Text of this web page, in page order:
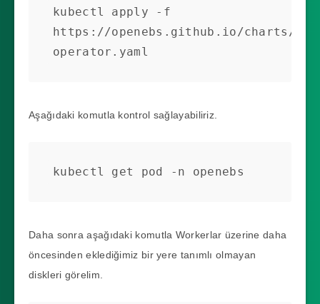
kubectl apply -f
https://openebs.github.io/charts/
operator.yaml
Aşağıdaki komutla kontrol sağlayabiliriz.
kubectl get pod -n openebs
Daha sonra aşağıdaki komutla Workerlar üzerine daha
öncesinden eklediğimiz bir yere tanımlı olmayan
diskleri görelim.